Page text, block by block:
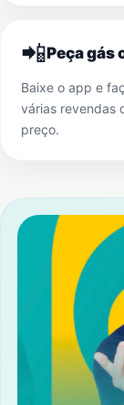
📲Peça gás
Baixe o app e
várias revendas
preço.